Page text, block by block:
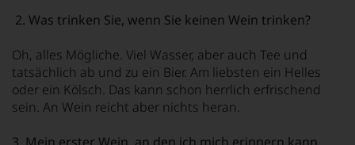
2. Was trinken Sie, wenn Sie keinen Wein trinken?
Oh, alles Mögliche. Viel Wasser, aber auch Tee und
tatsächlich ab und zu ein Bier. Am liebsten ein Helles
oder ein Kölsch. Das kann schon herrlich erfrischend
sein. An Wein reicht aber nichts heran.